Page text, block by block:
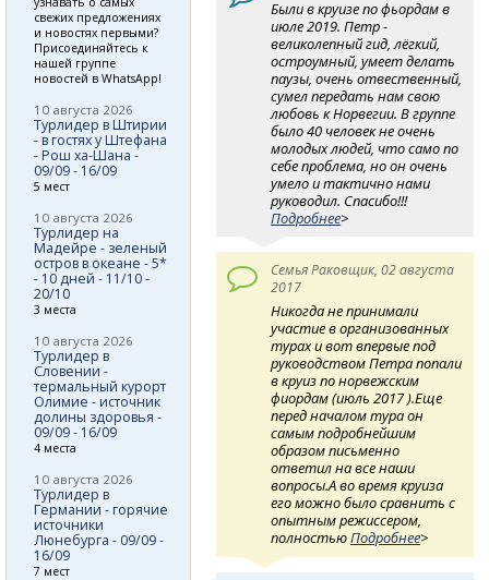
Были в круизе по фьордам в
июле 2019. Петр -
великолепный гид, лёгкий,
остроумный, умеет делать
паузы, очень отвественный,
сумел передать нам свою
любовь к Норвегии. В группе
было 40 человек не очень
молодых людей, что само по
себе проблема, но он очень
умело и тактично нами
руководил. Спасибо!!!
Подробнее>
Семья Раковщик, 02 августа
2017
Никогда не принимали
участие в организованных
турах и вот впервые под
руководством Петра попали
в круиз по норвежским
фиордам (июль 2017 ).Еще
перед началом тура он
самым подробнейшим
образом письменно
ответил на все наши
вопросы.А во время круиза
его можно было сравнить с
опытным режиссером,
полностьюПодробнее>
свежих предложениях
и новостях первыми?
Присоединяйтесь к
нашей группе
новостей в WhatsApp!
10 августа 2026
Турлидер в Штирии
- в гостях у Штефана
- Рош ха-Шана -
09/09 - 16/09
5 мест
10 августа 2026
Турлидер на
Мадейре - зеленый
остров в океане - 5*
- 10 дней - 11/10 -
20/10
3 места
10 августа 2026
Турлидер в
Словении -
термальный курорт
Олимие - источник
долины здоровья -
09/09 - 16/09
4 места
10 августа 2026
Турлидер в
Германии - горячие
источники
Люнебурга - 09/09 -
16/09
7 мест